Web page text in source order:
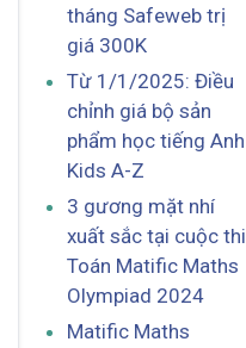
tháng Safeweb trị
giá 300K
Từ 1/1/2025: Điều
chỉnh giá bộ sản
phẩm học tiếng Anh
Kids A-Z
3 gương mặt nhí
xuất sắc tại cuộc thi
Toán Matific Maths
Olympiad 2024
Matific Maths